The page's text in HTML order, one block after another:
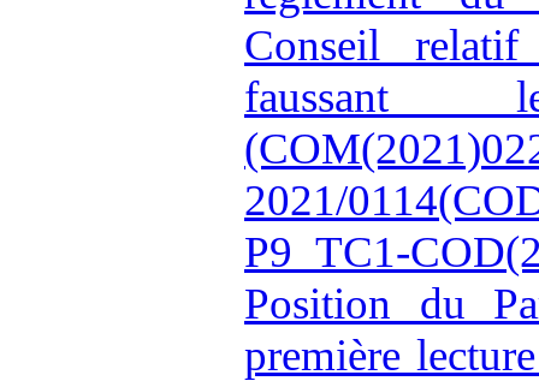
Conseil relatif
faussant
2021/
P9_TC1-
Position du
première